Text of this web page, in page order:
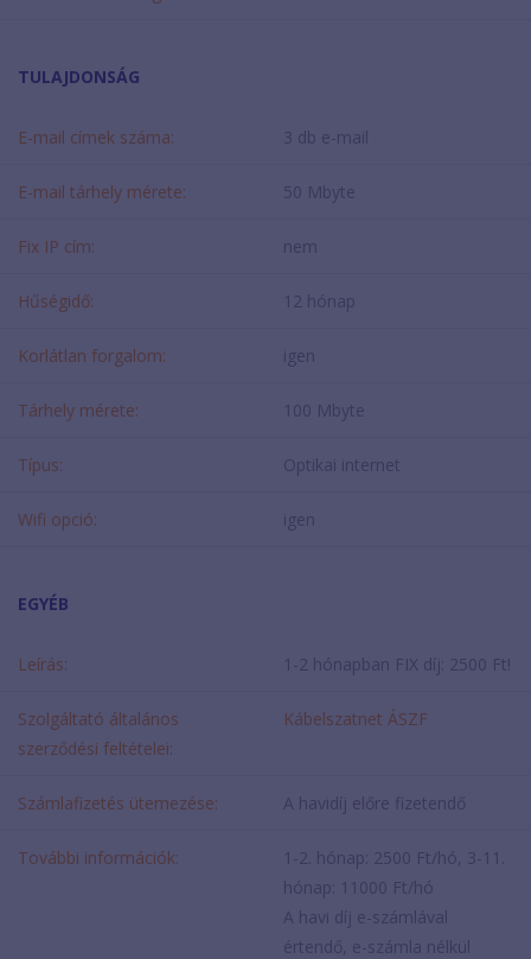
TULAJDONSÁG
E-mail címek száma: 3 db e-mail
E-mail tárhely mérete: 50 Mbyte
Fix IP cím: nem
Hűségidő: 12 hónap
Korlátlan forgalom: igen
Tárhely mérete: 100 Mbyte
Típus: Optikai internet
Wifi opció: igen
EGYÉB
Leírás: 1-2 hónapban FIX díj: 2500 Ft!
Szolgáltató általános
szerződési feltételei:
Kábelszatnet ÁSZF
Számlafizetés ütemezése: A havidíj előre fizetendő
További információk:
1-2. hónap: 2500 Ft/hó, 3-11.
hónap: 11000 Ft/hó
A havi díj e-számlával
értendő, e-számla nélkül